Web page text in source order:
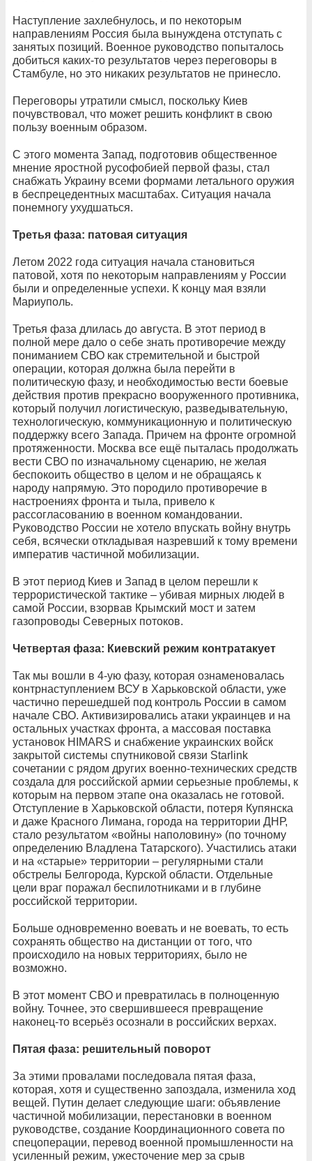
Наступление захлебнулось, и по некоторым
направлениям Россия была вынуждена отступать с
занятых позиций. Военное руководство попыталось
добиться каких-то результатов через переговоры в
Стамбуле, но это никаких результатов не принесло.
Переговоры утратили смысл, поскольку Киев
почувствовал, что может решить конфликт в свою
пользу военным образом.
С этого момента Запад, подготовив общественное
мнение яростной русофобией первой фазы, стал
снабжать Украину всеми формами летального оружия
в беспрецедентных масштабах. Ситуация начала
понемногу ухудшаться.
Третья фаза: патовая ситуация
Летом 2022 года ситуация начала становиться
патовой, хотя по некоторым направлениям у России
были и определенные успехи. К концу мая взяли
Мариуполь.
Третья фаза длилась до августа. В этот период в
полной мере дало о себе знать противоречие между
пониманием СВО как стремительной и быстрой
операции, которая должна была перейти в
политическую фазу, и необходимостью вести боевые
действия против прекрасно вооруженного противника,
который получил логистическую, разведывательную,
технологическую, коммуникационную и политическую
поддержку всего Запада. Причем на фронте огромной
протяженности. Москва все ещё пыталась продолжать
вести СВО по изначальному сценарию, не желая
беспокоить общество в целом и не обращаясь к
народу напрямую. Это породило противоречие в
настроениях фронта и тыла, привело к
рассогласованию в военном командовании.
Руководство России не хотело впускать войну внутрь
себя, всячески откладывая назревший к тому времени
императив частичной мобилизации.
В этот период Киев и Запад в целом перешли к
террористической тактике – убивая мирных людей в
самой России, взорвав Крымский мост и затем
газопроводы Северных потоков.
Четвертая фаза: Киевский режим контратакует
Так мы вошли в 4-ую фазу, которая ознаменовалась
контрнаступлением ВСУ в Харьковской области, уже
частично перешедшей под контроль России в самом
начале СВО. Активизировались атаки украинцев и на
остальных участках фронта, а массовая поставка
установок HIMАRS и снабжение украинских войск
закрытой системы спутниковой связи Starlink
сочетании с рядом других военно-технических средств
создала для российской армии серьезные проблемы, к
которым на первом этапе она оказалась не готовой.
Отступление в Харьковской области, потеря Купянска
и даже Красного Лимана, города на территории ДНР,
стало результатом «войны наполовину» (по точному
определению Владлена Татарского). Участились атаки
и на «старые» территории – регулярными стали
обстрелы Белгорода, Курской области. Отдельные
цели враг поражал беспилотниками и в глубине
российской территории.
Больше одновременно воевать и не воевать, то есть
сохранять общество на дистанции от того, что
происходило на новых территориях, было не
возможно.
В этот момент СВО и превратилась в полноценную
войну. Точнее, это свершившееся превращение
наконец-то всерьёз осознали в российских верхах.
Пятая фаза: решительный поворот
За этими провалами последовала пятая фаза,
которая, хотя и существенно запоздала, изменила ход
вещей. Путин делает следующие шаги: объявление
частичной мобилизации, перестановки в военном
руководстве, создание Координационного совета по
спецоперации, перевод военной промышленности на
усиленный режим, ужесточение мер за срыв